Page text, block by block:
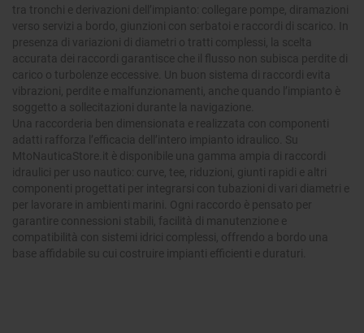
tra tronchi e derivazioni dell’impianto: collegare pompe, diramazioni
verso servizi a bordo, giunzioni con serbatoi e raccordi di scarico. In
presenza di variazioni di diametri o tratti complessi, la scelta
accurata dei raccordi garantisce che il flusso non subisca perdite di
carico o turbolenze eccessive. Un buon sistema di raccordi evita
vibrazioni, perdite e malfunzionamenti, anche quando l’impianto è
soggetto a sollecitazioni durante la navigazione.
Una raccorderia ben dimensionata e realizzata con componenti
adatti rafforza l’efficacia dell’intero impianto idraulico. Su
MtoNauticaStore.it è disponibile una gamma ampia di raccordi
idraulici per uso nautico: curve, tee, riduzioni, giunti rapidi e altri
componenti progettati per integrarsi con tubazioni di vari diametri e
per lavorare in ambienti marini. Ogni raccordo è pensato per
garantire connessioni stabili, facilità di manutenzione e
compatibilità con sistemi idrici complessi, offrendo a bordo una
base affidabile su cui costruire impianti efficienti e duraturi.